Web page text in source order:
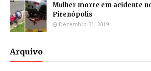
Mulher morre em acidente
Pirenópolis
Dezembro 31, 2019
Arquivo